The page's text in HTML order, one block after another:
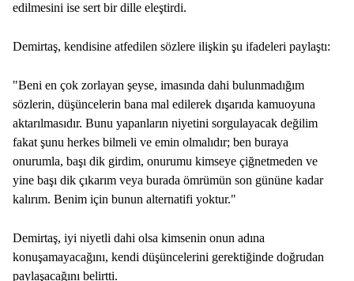
edilmesini ise sert bir dille eleştirdi.
Demirtaş, kendisine atfedilen sözlere ilişkin şu ifadeleri paylaştı:
"Beni en çok zorlayan şeyse, imasında dahi bulunmadığım
sözlerin, düşüncelerin bana mal edilerek dışarıda kamuoyuna
aktarılmasıdır. Bunu yapanların niyetini sorgulayacak değilim
fakat şunu herkes bilmeli ve emin olmalıdır; ben buraya
onurumla, başı dik girdim, onurumu kimseye çiğnetmeden ve
yine başı dik çıkarım veya burada ömrümün son gününe kadar
kalırım. Benim için bunun alternatifi yoktur."
Demirtaş, iyi niyetli dahi olsa kimsenin onun adına
konuşamayacağını, kendi düşüncelerini gerektiğinde doğrudan
paylaşacağını belirtti.